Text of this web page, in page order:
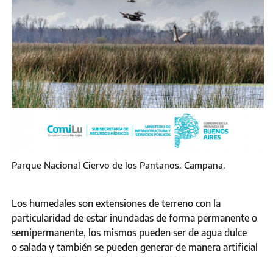
Parque Nacional Ciervo de los Pantanos. Campana.
Los humedales son extensiones de terreno con la
particularidad de estar inundadas de forma permanente o
semipermanente, los mismos pueden ser de agua dulce
o salada y también se pueden generar de manera artificial